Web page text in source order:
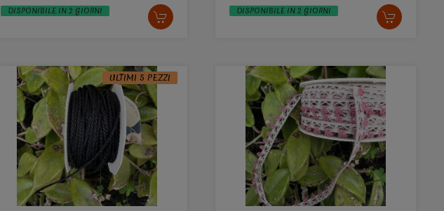
DISPONIBILE IN 2 GIORNI DISPONIBILE IN 2 GIORNI
ULTIMI 5 PEZZI